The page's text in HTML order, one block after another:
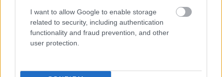
I want to allow Google to enable storage
related to security, including authentication
functionality and fraud prevention, and other
user protection.
πληροφορίες αποτελούν ταμπού, αλλά τώρα είναι
ανοιχτές στο κοινό», εξήγησε στο USA Today.
@oracleofthemoon